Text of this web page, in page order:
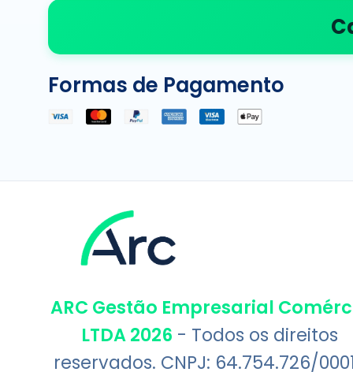
Formas de Pagamento
ARC Gestão Empresarial
LTDA 2026 - Todos os direitos
reservados. CNPJ: 64.754.726/